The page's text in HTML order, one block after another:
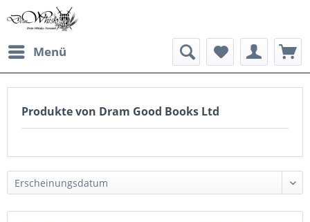
Menü
Produkte von Dram Good Books Ltd